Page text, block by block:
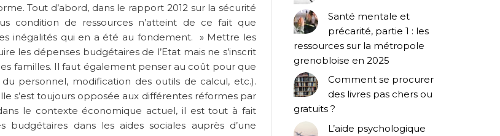
Tout d’abord, dans le rapport 2012 sur la sécurité
condition de ressources n’atteint de ce fait que
inégalités qui en a été au fondement. » Mettre les
les dépenses budgétaires de l’Etat mais ne s’inscrit
familles. Il faut également penser au coût pour que
personnel, modification des outils de calcul, etc.).
s’est toujours opposée aux différentes réformes par
le contexte économique actuel, il est tout à fait
dans les aides sociales auprès d’une
Santé mentale et
précarité, partie 1 : les
ressources sur la métropole
grenobloise en 2025
Comment se procurer
des livres pas chers ou
gratuits ?
L’aide psychologique